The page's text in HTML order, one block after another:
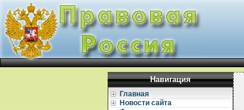
Навигация
Главная
Новости сайта